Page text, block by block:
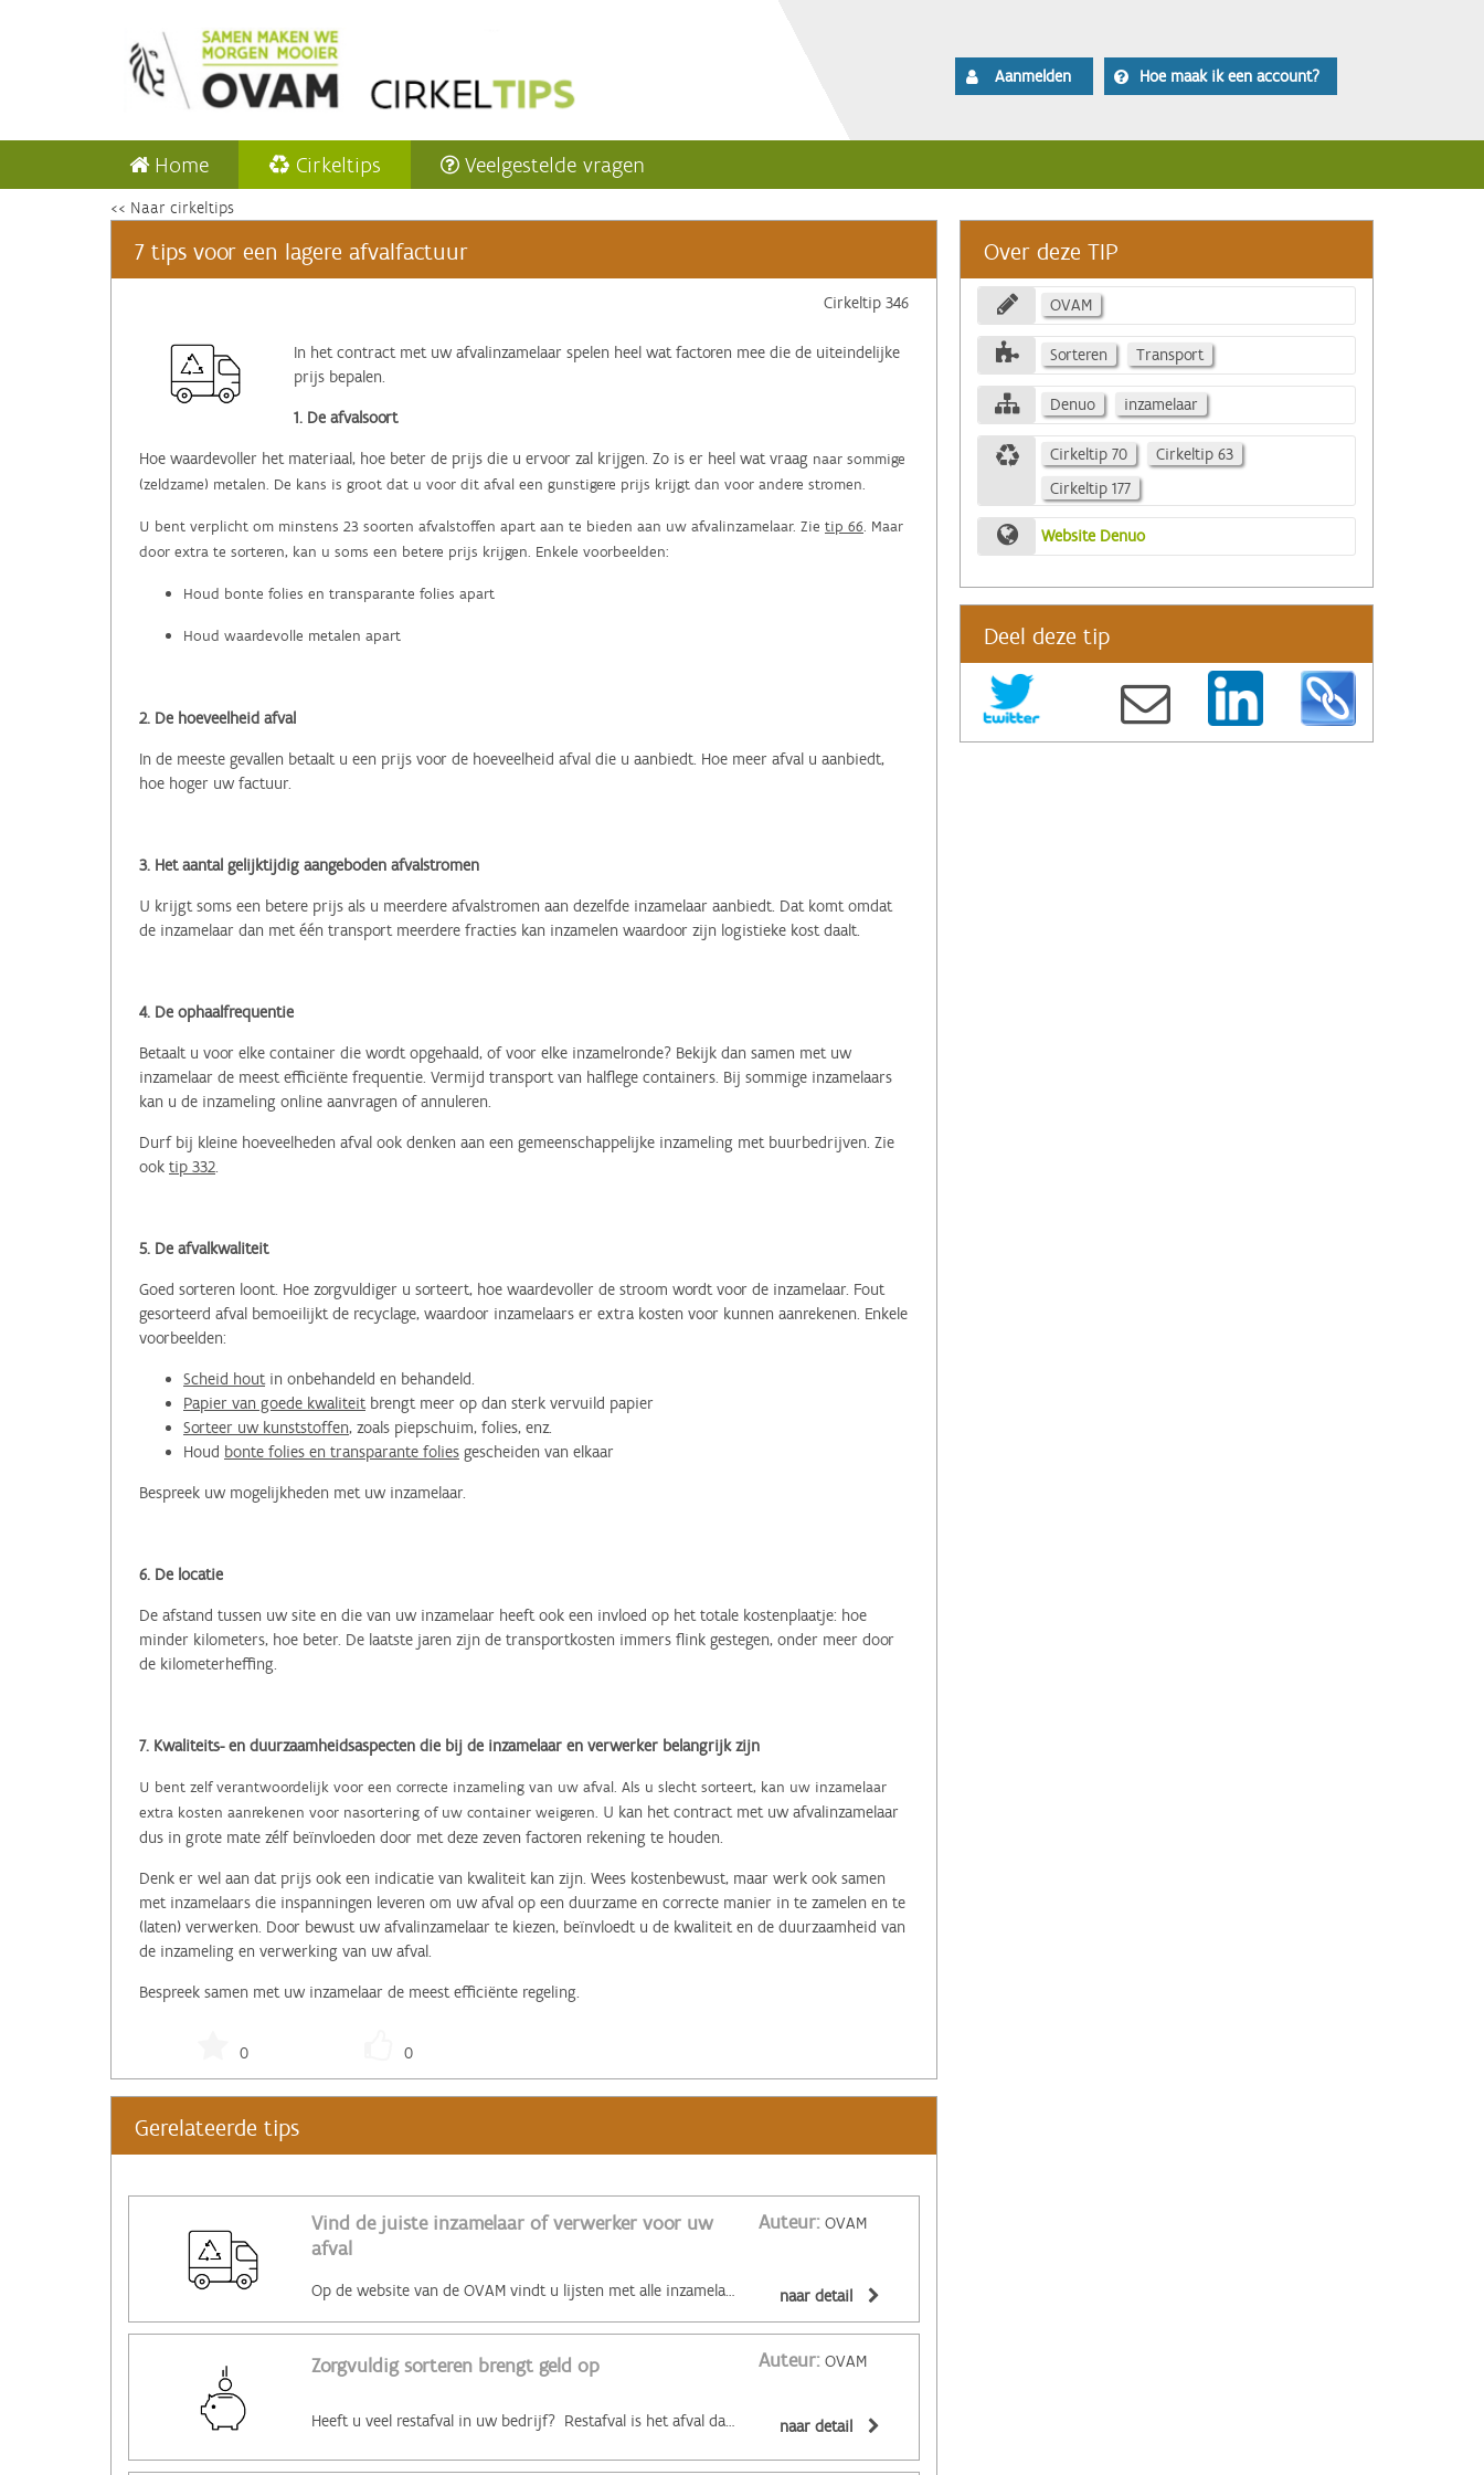
Aanmelden Hoe maak ik een account?
Home Cirkeltips Veelgestelde vragen
<< Naar cirkeltips
7 tips voor een lagere afvalfactuur
Cirkeltip 346
In het contract met uw afvalinzamelaar spelen heel wat factoren mee die de uiteindelijke
prijs bepalen.
1. De afvalsoort
Hoe waardevoller het materiaal, hoe beter de prijs die u ervoor zal krijgen. Zo is er heel wat vraag naar sommige
(zeldzame) metalen. De kans is groot dat u voor dit afval een gunstigere prijs krijgt dan voor andere stromen.
U bent verplicht om minstens 23 soorten afvalstoffen apart aan te bieden aan uw afvalinzamelaar. Zie tip 66. Maar
door extra te sorteren, kan u soms een betere prijs krijgen. Enkele voorbeelden:
Houd bonte folies en transparante folies apart
Houd waardevolle metalen apart
2. De hoeveelheid afval
In de meeste gevallen betaalt u een prijs voor de hoeveelheid afval die u aanbiedt. Hoe meer afval u aanbiedt,
hoe hoger uw factuur.
3. Het aantal gelijktijdig aangeboden afvalstromen
U krijgt soms een betere prijs als u meerdere afvalstromen aan dezelfde inzamelaar aanbiedt. Dat komt omdat
de inzamelaar dan met één transport meerdere fracties kan inzamelen waardoor zijn logistieke kost daalt.
4. De ophaalfrequentie
Betaalt u voor elke container die wordt opgehaald, of voor elke inzamelronde? Bekijk dan samen met uw
inzamelaar de meest efficiënte frequentie. Vermijd transport van halflege containers. Bij sommige inzamelaars
kan u de inzameling online aanvragen of annuleren.
Durf bij kleine hoeveelheden afval ook denken aan een gemeenschappelijke inzameling met buurbedrijven. Zie
ook tip 332.
5. De afvalkwaliteit
Goed sorteren loont. Hoe zorgvuldiger u sorteert, hoe waardevoller de stroom wordt voor de inzamelaar. Fout
gesorteerd afval bemoeilijkt de recyclage, waardoor inzamelaars er extra kosten voor kunnen aanrekenen. Enkele
voorbeelden:
Scheid houtin onbehandeld en behandeld.
Papier van goede kwaliteitbrengt meer op dan sterk vervuild papier
Sorteer uw kunststoffen, zoals piepschuim, folies, enz.
Houd bonte folies en transparante folies gescheiden van elkaar
Bespreek uw mogelijkheden met uw inzamelaar.
6. De locatie
De afstand tussen uw site en die van uw inzamelaar heeft ook een invloed op het totale kostenplaatje: hoe
minder kilometers, hoe beter. De laatste jaren zijn de transportkosten immers flink gestegen, onder meer door
de kilometerheffing.
7. Kwaliteits- en duurzaamheidsaspecten die bij de inzamelaar en verwerker belangrijk zijn
U bent zelf verantwoordelijk voor een correcte inzameling van uw afval. Als u slecht sorteert, kan uw inzamelaar
extra kosten aanrekenen voor nasortering of uw container weigeren. U kan het contract met uw afvalinzamelaar
dus in grote mate zélf beïnvloeden door met deze zeven factoren rekening te houden.
Denk er wel aan dat prijs ook een indicatie van kwaliteit kan zijn. Wees kostenbewust, maar werk ook samen
met inzamelaars die inspanningen leveren om uw afval op een duurzame en correcte manier in te zamelen en te
(laten) verwerken. Door bewust uw afvalinzamelaar te kiezen, beïnvloedt u de kwaliteit en de duurzaamheid van
de inzameling en verwerking van uw afval.
Bespreek samen met uw inzamelaar de meest efficiënte regeling.
0 0
Gerelateerde tips
Vind de juiste inzamelaar of verwerker voor uw
afval
Auteur: OVAM
naar detail
Zorgvuldig sorteren brengt geld op Auteur: OVAM
naar detail
Over deze TIP
OVAM
Sorteren Transport
Denuo inzamelaar
Cirkeltip 70
Cirkeltip 63
Cirkeltip 177
Website Denuo
Deel deze tip